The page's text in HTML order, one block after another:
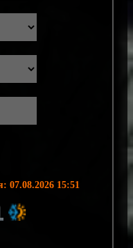
07.08.2026 15:51